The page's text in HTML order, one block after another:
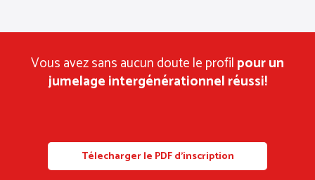
Vous avez sans aucun doute le profilpour un
jumelage intergénérationnel réussi!
Télecharger le PDF d’inscription